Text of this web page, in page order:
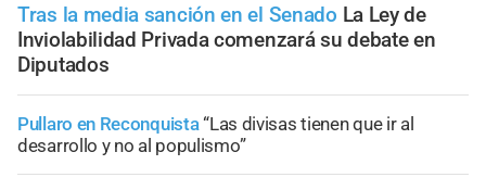
Tras la media sanción en el Senado La Ley de
Inviolabilidad Privada comenzará su debate en
Diputados
Pullaro en Reconquista“Las divisas tienen que ir al
desarrollo y no al populismo”